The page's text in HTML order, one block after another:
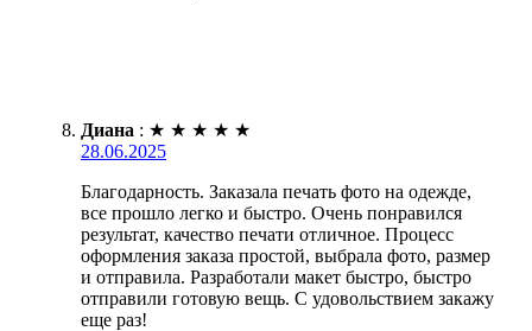
Диана : ★ ★ ★ ★ ★
28.06.2025
Благодарность. Заказала печать фото на одежде,
все прошло легко и быстро. Очень понравился
результат, качество печати отличное. Процесс
оформления заказа простой, выбрала фото, размер
и отправила. Разработали макет быстро, быстро
отправили готовую вещь. С удовольствием закажу
еще раз!